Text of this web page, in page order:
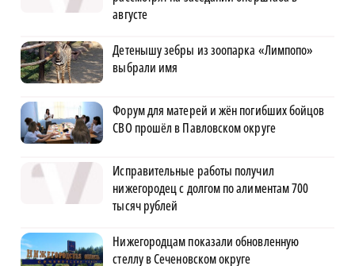
августе
Детенышу зебры из зоопарка «Лимпопо»
выбрали имя
Форум для матерей и жён погибших бойцов
СВО прошёл в Павловском округе
Исправительные работы получил
нижегородец с долгом по алиментам 700
тысяч рублей
Нижегородцам показали обновленную
стеллу в Сеченовском округе